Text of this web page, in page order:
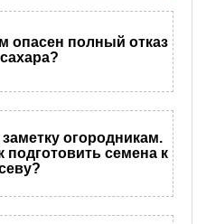
опасен полный отказ
заметку огородникам.
подготовить семена к